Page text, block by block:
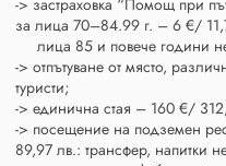
-> застраховка “Помощ при
за лица 70–84.99 г. – 6 €/
лица 85 и повече години не
-> отпътуване от място,
туристи;
-> единична стая – 160 €/
-> посещение на подземен
89,97 лв.: трансфер, напитки